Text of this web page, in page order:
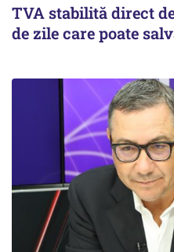
TVA stabilită direct
de zile care poate